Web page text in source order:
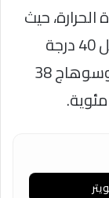
حيث
تسجل قنا والأقصر وأسوان وأبو سمبل 40 درجة
مئوية للعظمى، فيما تسجل أسيوط وسوهاج 38